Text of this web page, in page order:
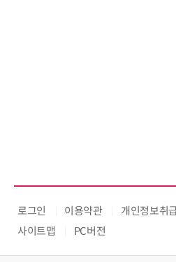
로그인 이용약관 개인정보취
사이트맵
PC버전